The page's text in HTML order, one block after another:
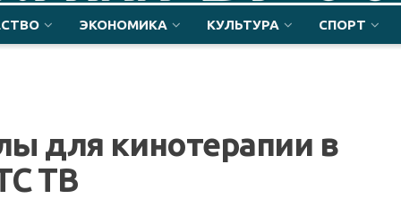
ЭКОНОМИКА КУЛЬТУРА СПОРТ
для кинотерапии в
ТВ